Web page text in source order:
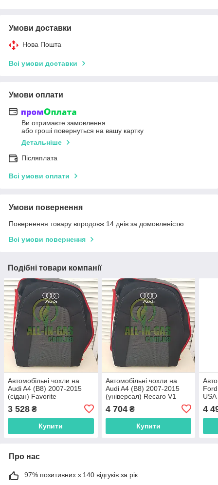
Умови доставки
Нова Пошта
Всі умови доставки
Умови оплати
Ви отримаєте замовлення
або гроші повернуться на вашу картку
Детальніше
Післяплата
Всі умови оплати
Умови повернення
Повернення товару впродовж 14 днів за домовленістю
Всі умови повернення
Подібні товари компанії
Автомобільні чохли на
Audi A4 (B8) 2007-2015
(сідан) Favorite
3 528 ₴
Купити
Автомобільні чохли на
Audi A4 (B8) 2007-2015
(універсал) Recaro V1
4 704₴
Купити
USA
4
Про нас
97% позитивних з 140 відгуків за рік